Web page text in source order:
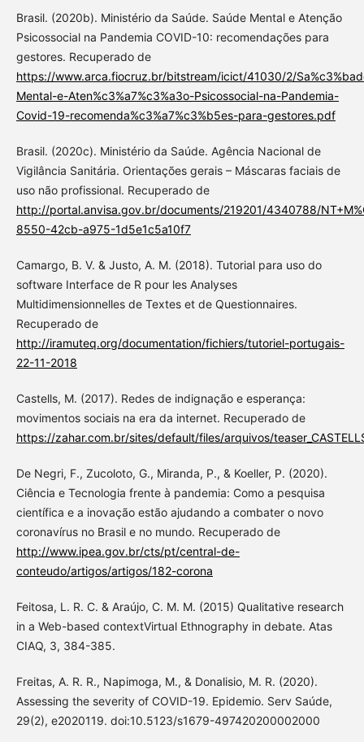
Brasil. (2020b). Ministério da Saúde. Saúde Mental e Atenção
Psicossocial na Pandemia COVID-10: recomendações para
gestores. Recuperado de
https://www.arca.fiocruz.br/bitstream/icict/41030/2/
Mental-e-Aten%c3%a7%c3%a3o-Psicossocial-na-Pandemia-
Covid-19-recomenda%c3%a7%c3%b5es-para-gestores.pdf
Brasil. (2020c). Ministério da Saúde. Agência Nacional de
Vigilância Sanitária. Orientações gerais – Máscaras faciais de
uso não profissional. Recuperado de
http://portal.anvisa.gov.br/documents/219201/4340788/
8550-42cb-a975-1d5e1c5a10f7
Camargo, B. V. & Justo, A. M. (2018). Tutorial para uso do
software Interface de R pour les Analyses
Multidimensionnelles de Textes et de Questionnaires.
Recuperado de
http://iramuteq.org/documentation/fichiers/tutoriel-portugais-
22-11-2018
Castells, M. (2017). Redes de indignação e esperança:
movimentos sociais na era da internet. Recuperado de
https://zahar.com.br/sites/default/files/arquivos/
De Negri, F., Zucoloto, G., Miranda, P., & Koeller, P. (2020).
Ciência e Tecnologia frente à pandemia: Como a pesquisa
científica e a inovação estão ajudando a combater o novo
coronavírus no Brasil e no mundo. Recuperado de
http://www.ipea.gov.br/cts/pt/central-de-
conteudo/artigos/artigos/182-corona
Feitosa, L. R. C. & Araújo, C. M. M. (2015) Qualitative research
in a Web-based contextVirtual Ethnography in debate. Atas
CIAQ, 3, 384-385.
Freitas, A. R. R., Napimoga, M., & Donalisio, M. R. (2020).
Assessing the severity of COVID-19. Epidemio. Serv Saúde,
29(2), e2020119. doi:10.5123/s1679-497420200002000